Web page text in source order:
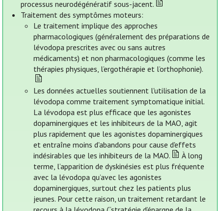
processus neurodégénératif sous-jacent.
Traitement des symptômes moteurs:
Le traitement implique des approches
pharmacologiques (généralement des préparations de
lévodopa prescrites avec ou sans autres
médicaments) et non pharmacologiques (comme les
thérapies physiques, l’ergothérapie et l’orthophonie).
Les données actuelles soutiennent l'utilisation de la
lévodopa comme traitement symptomatique initial.
La lévodopa est plus efficace que les agonistes
dopaminergiques et les inhibiteurs de la MAO, agit
plus rapidement que les agonistes dopaminergiques
et entraîne moins d'abandons pour cause d'effets
indésirables que les inhibiteurs de la MAO.
À long
terme, l’apparition de dyskinésies est plus fréquente
avec la lévodopa qu’avec les agonistes
dopaminergiques, surtout chez les patients plus
jeunes. Pour cette raison, un traitement retardant le